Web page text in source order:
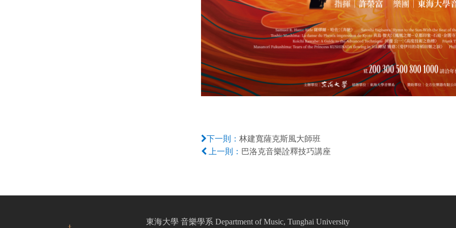
下一則： 林建寬薩克斯風大師班
上一則： 巴洛克音樂詮釋技巧講座
東海大學 音樂學系 Department of Music, Tunghai University